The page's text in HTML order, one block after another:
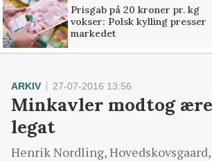
Prisgab på 20 kroner pr. kg
vokser: Polsk kylling presser
markedet
ARKIV 27-07-2016 13:56
Minkavler modtog
legat
Henrik Nordling,